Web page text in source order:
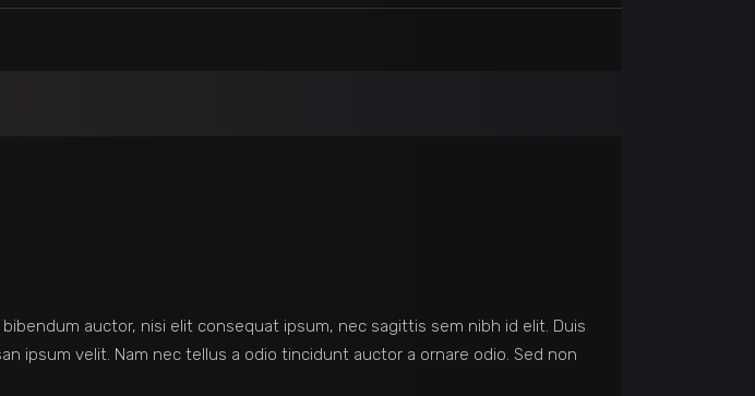
auctor, nisi elit consequat ipsum, nec sagittis sem nibh id elit. Duis
ipsum velit. Nam nec tellus a odio tincidunt auctor a ornare odio. Sed non